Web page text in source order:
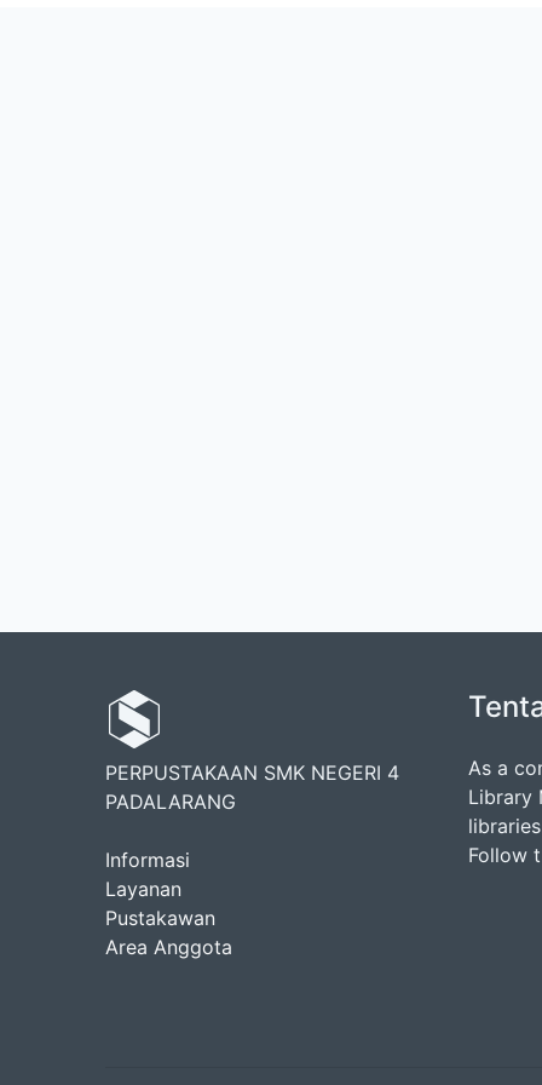
PERPUSTAKAAN SMK NEGERI 4
PADALARANG
Informasi
Layanan
Pustakawan
Area Anggota
As a
Library
Follow